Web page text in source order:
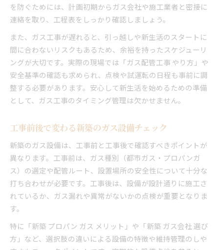
を防ぐためには、計画初期からガス会社や施工業者と密接に
連絡を取り、工程表をしっかり確認しましょう。
また、ガス工事が遅れると、引っ越しや新生活のスタートに
間に合わないリスクもあるため、余裕を持ったスケジューリ
ングが大切です。実際の現場では「ガス配管工事 やり方」や
安全基準の確認も求められ、点検や試運転の日程も事前に調
整する必要があります。安心して新生活を始めるための準備
として、ガス工事のタイミング管理は欠かせません。
工事前後で変わる新築のガス設備チェック
新築のガス設備は、工事前と工事後で確認すべきポイントが
異なります。工事前は、ガス種別（都市ガス・プロパンガ
ス）の選定や配管ルート、設置場所の安全性について十分な
打ち合わせが必要です。工事後は、設備が設計通りに施工さ
れているか、ガス漏れや異常がないかの点検が重要となりま
す。
特に「新築 プロパン ガス メリット」や「新築 ガス会社 選び
方」など、選択肢の違いによる設備の特徴や維持管理のしや